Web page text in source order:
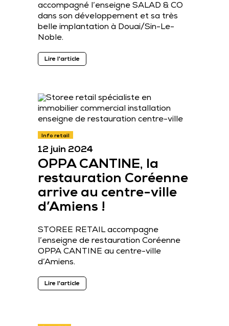
accompagné l’enseigne SALAD & CO
dans son développement et sa très
belle implantation à Douai/Sin-Le-
Noble.
Lire l'article
Info retail
12 juin 2024
OPPA CANTINE, la
restauration Coréenne
arrive au centre-ville
d’Amiens !
STOREE RETAIL accompagne
l’enseigne de restauration Coréenne
OPPA CANTINE au centre-ville
d’Amiens.
Lire l'article